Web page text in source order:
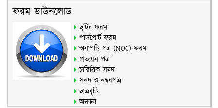
ফরম ডাউনলোড
ছুটির ফরম
পার্সপোর্ট ফরম
অনাপত্তি পত্র (NOC) ফরম
প্রত্যয়ন পত্র
চারিত্রিক সনদ
সনদ ও নম্বরপত্র
ছাত্রবৃত্তি
অন্যান্য